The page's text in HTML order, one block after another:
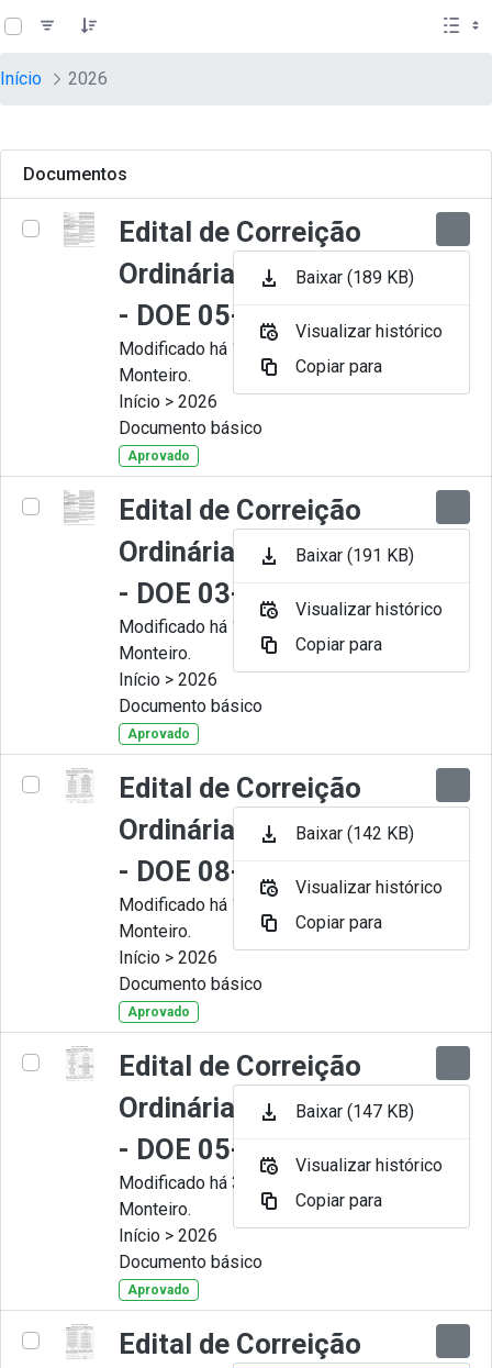
Pular para o Conteúdo principal
teste descricao
Início 2026
Documentos
Edital de Correição
Ordinária nº 009-2026
- DOE 05-08-2026
Modificado há 1 Dia por Juliana
Monteiro.
Início > 2026
Documento básico
Aprovado
Edital de Correição
Ordinária nº 008-2026
- DOE 03-07-2026
Modificado há 1 Mês por Juliana
Monteiro.
Início > 2026
Documento básico
Aprovado
Edital de Correição
Ordinária nº 007-2026
- DOE 08-06-2026
Modificado há 1 Mês por Juliana
Monteiro.
Início > 2026
Documento básico
Aprovado
Edital de Correição
Ordinária nº 006-2026
- DOE 05-05-2026
Modificado há 3 Meses por Juliana
Monteiro.
Início > 2026
Documento básico
Aprovado
Edital de Correição
Baixar (189 KB)
Visualizar histórico
Copiar para
Baixar (191 KB)
Visualizar histórico
Copiar para
Baixar (142 KB)
Visualizar histórico
Copiar para
Baixar (147 KB)
Visualizar histórico
Copiar para